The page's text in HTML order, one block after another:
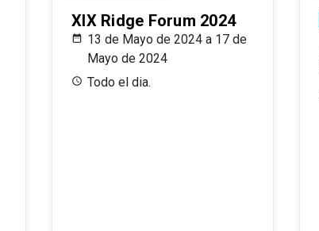
XIX Ridge Forum 2024
13 de Mayo de 2024 a 17 de
Mayo de 2024
Todo el dia.